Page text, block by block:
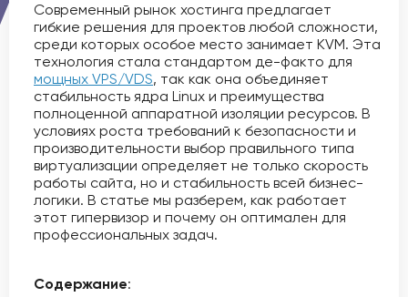
Современный рынок хостинга предлагает
гибкие решения для проектов любой сложности,
среди которых особое место занимает KVM. Эта
технология стала стандартом де-факто для
мощных VPS/VDS, так как она объединяет
стабильность ядра Linux и преимущества
полноценной аппаратной изоляции ресурсов. В
условиях роста требований к безопасности и
производительности выбор правильного типа
виртуализации определяет не только скорость
работы сайта, но и стабильность всей бизнес-
логики. В статье мы разберем, как работает
этот гипервизор и почему он оптимален для
профессиональных задач.
Содержание: